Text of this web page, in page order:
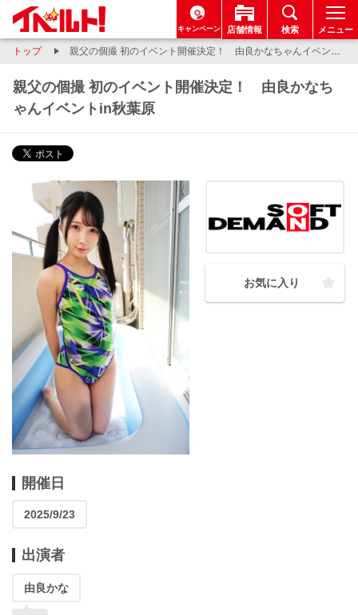
キャンペーン 店舗情報 検索 メニュー
トップ 親父の個撮 初のイベント開催決定！ 由良かなちゃんイベントin秋葉原
親父の個撮 初のイベント開催決定！ 由良かなち
ゃんイベントin秋葉原
お気に入り
開催日
2025/9/23
出演者
由良かな